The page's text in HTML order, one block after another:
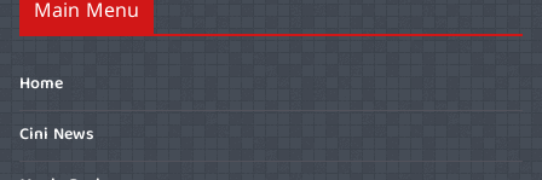
Main Menu
Home
Cini News